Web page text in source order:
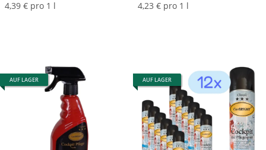
4,39 € pro 1 l 4,23 € pro 1 l
AUF LAGER AUF LAGER